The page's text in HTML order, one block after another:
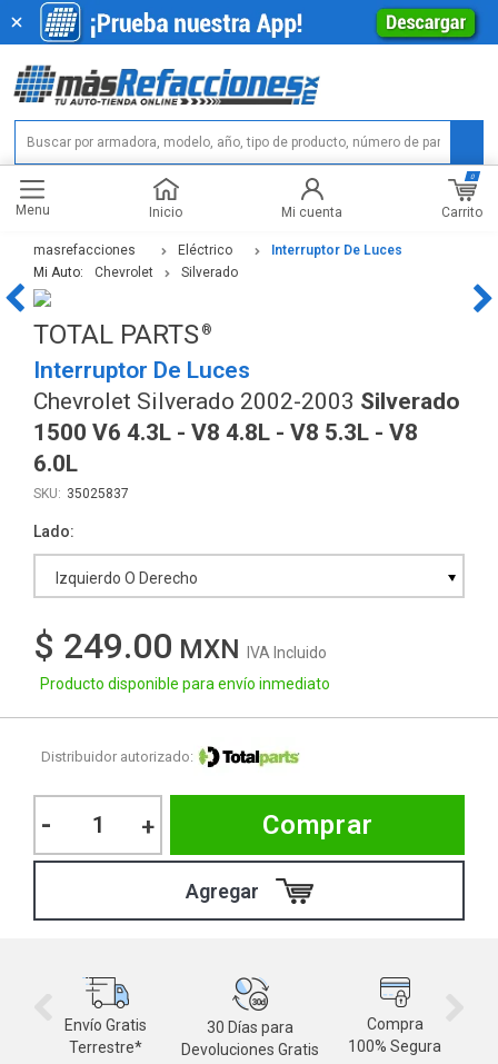
Menu Inicio Mi cuenta Carrito
0
masrefacciones Eléctrico
Interruptor De Luces
Mi Auto:
Chevrolet Silverado
TOTAL PARTS
Interruptor De Luces
Chevrolet Silverado 2002-2003 Silverado
1500 V6 4.3L - V8 4.8L - V8 5.3L - V8
6.0L
35025837
Lado
Izquierdo O Derecho
$ 249.00
IVA Incluido
Producto disponible para envío inmediato
Distribuidor autorizado:
- + Comprar
Envío Gratis
Terrestre*
30 Días para
Devoluciones Gratis
Compra
100% Segura